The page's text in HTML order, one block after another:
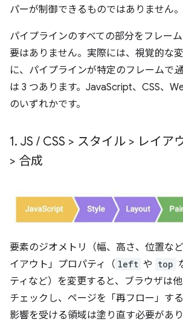
パーが制御できるものではありません。
パイプラインのすべての部分をフレー
要はありません。実際には、視覚的な
に、パイプラインが特定のフレームで
は 3 つあります。JavaScript、CSS、
のいずれかです。
1. JS / CSS > スタイル > レイア
> 合成
要素のジオメトリ（幅、高さ、位置な
イアウト」プロパティ（ left や top
ティなど）を変更すると、ブラウザは
チェックし、ページを「再フロー」する
影響を受ける領域は塗り直す必要があ